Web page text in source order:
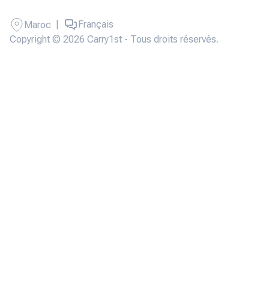
Copyright © 2026 Carry1st - Tous droits réservés.
Maroc Français